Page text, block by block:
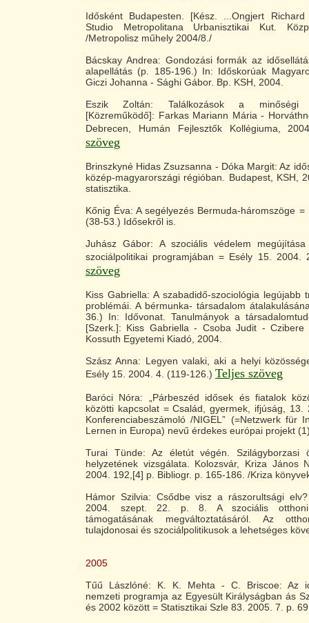
Idősként Budapesten. [Kész. ...Ongjert
Studio Metropolitana Urbanisztikai Kut.
/Metropolisz műhely 2004/8./
Bácskay Andrea: Gondozási formák az
alapellátás (p. 185-196.) In: Időskorúak
Giczi Johanna - Sághi Gábor. Bp. KSH, 2004.
Eszik Zoltán: Találkozások a minőségi
[Közreműködő]: Farkas Mariann Mária -
Debrecen, Humán Fejlesztők Kollégiuma,
szöveg
Brinszkyné Hidas Zsuzsanna - Dóka Margit: Az
közép-magyarországi régióban. Budapest, KSH,
statisztika.
Kőnig Éva: A segélyezés Bermuda-háromszöge
(38-53.) Idősekről is.
Juhász Gábor: A szociális védelem
szociálpolitikai programjában = Esély 15.
szöveg
Kiss Gabriella: A szabadidő-szociológia legújabb
problémái. A bérmunka- társadalom
36.) In: Idővonat. Tanulmányok a
[Szerk.]: Kiss Gabriella - Csoba Judit - Czibere
Kossuth Egyetemi Kiadó, 2004.
Szász Anna: Legyen valaki, aki a helyi
Esély 15. 2004. 4. (119-126.) Teljes szöveg
Baróci Nóra: „Párbeszéd idősek és fiatalok
közötti kapcsolat = Család, gyermek, ifjúság,
Konferenciabeszámoló /NIGEL” (=Netzwerk für
Lernen in Europa) nevű érdekes európai projekt
Turai Tünde: Az életút végén. Szilágyborzasi
helyzetének vizsgálata. Kolozsvár, Kriza János
2004. 192,[4] p. Bibliogr. p. 165-186. /Kriza
Hámor Szilvia: Csődbe visz a rászorultsági
2004. szept. 22. p. 8. A szociális otthoni
támogatásának megváltoztatásáról. Az
tulajdonosai és szociálpolitikusok a lehetséges
2005
Tűű Lászlóné: K. K. Mehta - C. Briscoe: Az
nemzeti programja az Egyesült Királyságban ás
és 2002 között = Statisztikai Szle 83. 2005. 7. p.